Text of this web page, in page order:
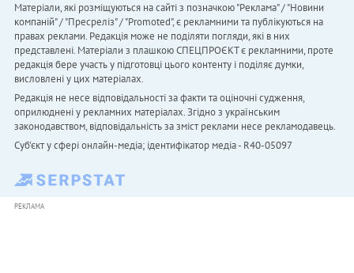
Матеріали, які розміщуються на сайті з позначкою "Реклама" / "Новини
компаній" / "Пресреліз" / "Promoted", є рекламними та публікуються на
правах реклами. Редакція може не поділяти погляди, які в них
представлені. Матеріали з плашкою СПЕЦПРОЄКТ є рекламними, проте
редакція бере участь у підготовці цього контенту і поділяє думки,
висловлені у цих матеріалах.
Редакція не несе відповідальності за факти та оціночні судження,
оприлюднені у рекламних матеріалах. Згідно з українським
законодавством, відповідальність за зміст реклами несе рекламодавець.
Cуб'єкт у сфері онлайн-медіа; ідентифікатор медіа - R40-05097
РЕКЛАМА